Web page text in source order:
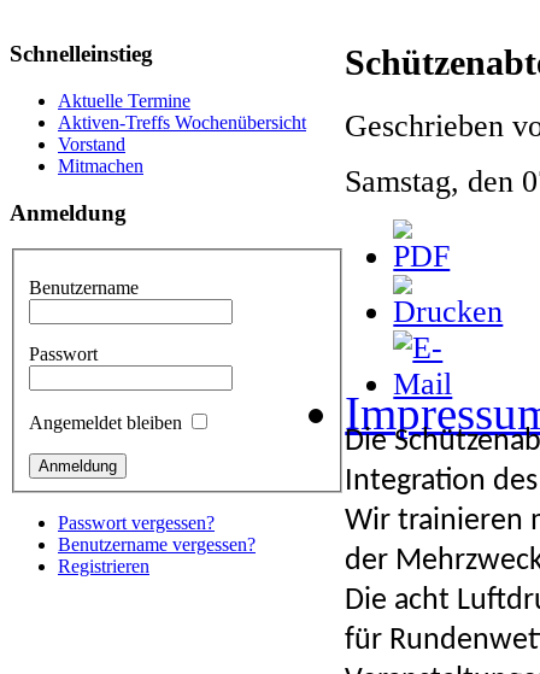
Geschrieben
Samstag, den
Die
Integration
Wir trainieren
der
Die acht
für
Schnelleinstieg
Aktuelle Termine
Aktiven-Treffs Wochenübersicht
Vorstand
Mitmachen
Anmeldung
Benutzername
Passwort
Angemeldet bleiben
Passwort vergessen?
Benutzername vergessen?
Registrieren